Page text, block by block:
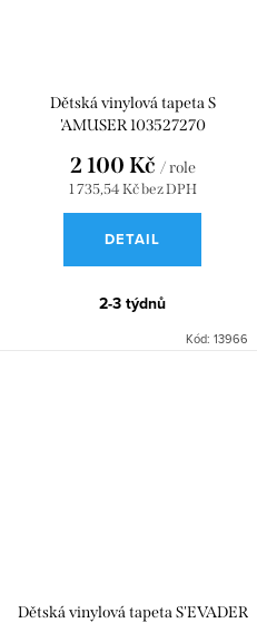
Dětská vinylová tapeta S
'AMUSER 103527270
1 735,54 Kč bez DPH
2 100 Kč / role
DETAIL
2-3 týdnů
Kód: 13966
Dětská vinylová tapeta S'EVADER